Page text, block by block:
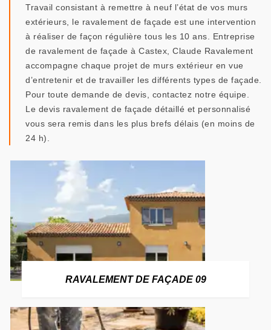
Travail consistant à remettre à neuf l’état de vos murs
extérieurs, le ravalement de façade est une intervention
à réaliser de façon régulière tous les 10 ans. Entreprise
de ravalement de façade à Castex, Claude Ravalement
accompagne chaque projet de murs extérieur en vue
d’entretenir et de travailler les différents types de façade.
Pour toute demande de devis, contactez notre équipe.
Le devis ravalement de façade détaillé et personnalisé
vous sera remis dans les plus brefs délais (en moins de
24 h).
RAVALEMENT DE FAÇADE 09